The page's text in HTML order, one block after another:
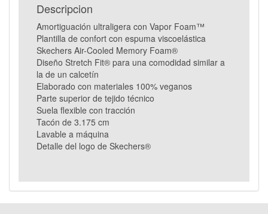
Descripcion
Amortiguación ultraligera con Vapor Foam™
Plantilla de confort con espuma viscoelástica
Skechers Air-Cooled Memory Foam®
Diseño Stretch Fit® para una comodidad similar a
la de un calcetín
Elaborado con materiales 100% veganos
Parte superior de tejido técnico
Suela flexible con tracción
Tacón de 3.175 cm
Lavable a máquina
Detalle del logo de Skechers®